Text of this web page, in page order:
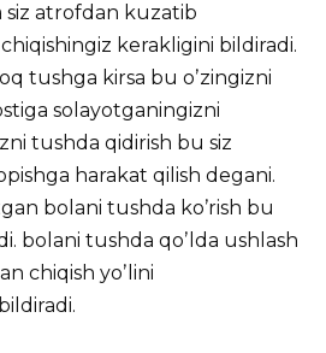
atrofdan kuzatib
kerakligini bildiradi.
tushga kirsa bu oʼzingizni
solayotganingizni
tushda qidirish bu siz
harakat qilish degani.
bolani tushda koʼrish bu
bolani tushda qoʼlda ushlash
chiqish yoʼlini